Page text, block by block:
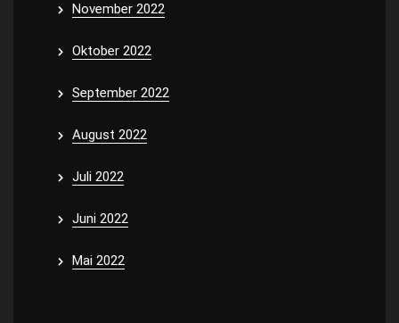
November 2022
Oktober 2022
September 2022
August 2022
Juli 2022
Juni 2022
Mai 2022